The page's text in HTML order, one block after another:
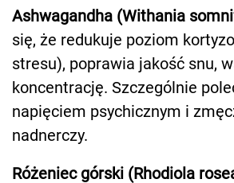
Ashwagandha (Withania
się, że redukuje poziom
stresu), poprawia jakość snu,
koncentrację. Szczególnie
napięciem psychicznym i
nadnerczy.
Różeniec górski (Rhodiola